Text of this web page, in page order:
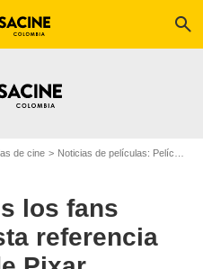
search
de cine Noticias de películas: Película - ¿Sabías que...?
los fans
referencia